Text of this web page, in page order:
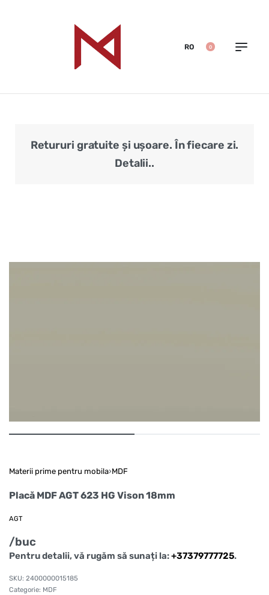
RO 0
Retururi gratuite și ușoare. În fiecare zi.
Detalii..
Materii prime pentru mobila›MDF
Placă MDF AGT 623 HG Vison 18mm
AGT
/buc
Pentru detalii, vă rugăm să sunați la:+37379777725.
2400000015185
Categorie: MDF